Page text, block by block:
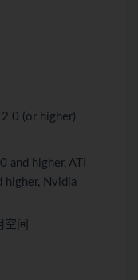
(or higher)
and higher, ATI
higher, Nvidia
间